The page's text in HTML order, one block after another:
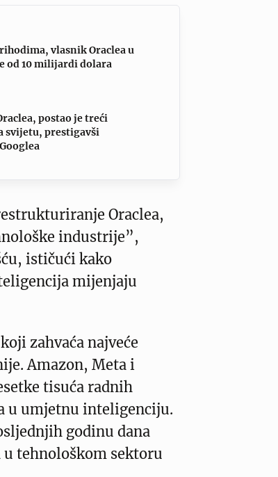
vlasnik Oraclea u
od 10 milijardi dolara
postao je treći
svijetu, prestigavši
Oraclea,
industrije”,
ističući kako
mijenjaju
zahvaća najveće
Amazon, Meta i
tisuća radnih
u umjetnu inteligenciju.
godinu dana
u tehnološkom sektoru